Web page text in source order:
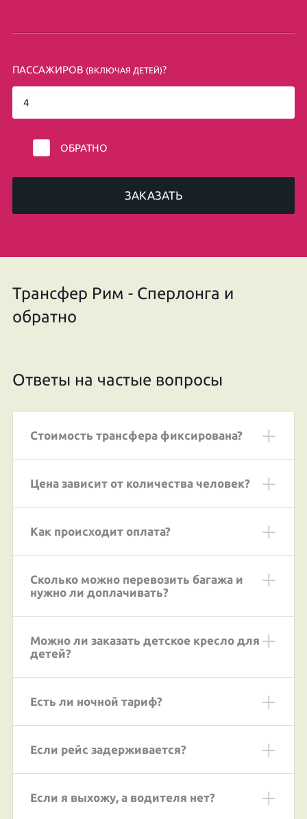
ПАССАЖИРОВ (ВКЛЮЧАЯ ДЕТЕЙ)?
ОБРАТНО
ЗАКАЗАТЬ
Трансфер Рим - Сперлонга и
обратно
Ответы на частые вопросы
Стоимость трансфера фиксирована?
Цена зависит от количества человек?
Как происходит оплата?
Сколько можно перевозить багажа и
нужно ли доплачивать?
Можно ли заказать детское кресло для
детей?
Есть ли ночной тариф?
Если рейс задерживается?
Если я выхожу, а водителя нет?